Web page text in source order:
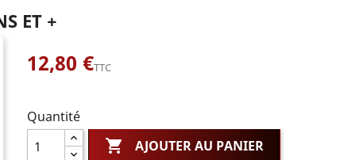
ET +
12,80 €TTC
Quantité
 AJOUTER AU PANIER